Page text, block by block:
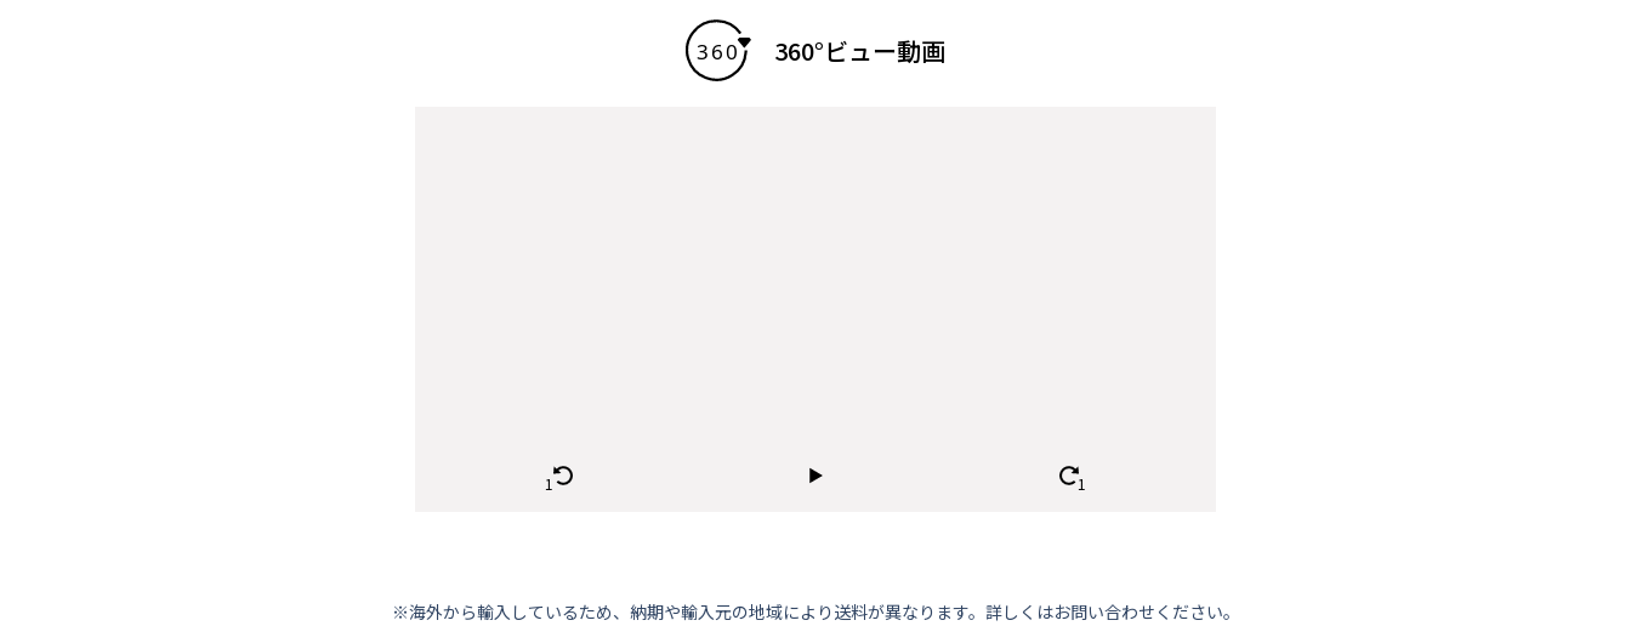
360°ビュー動画
※海外から輸⼊しているため、納期や輸⼊元の地域により送料が異なります。詳しくはお問い合わせください。